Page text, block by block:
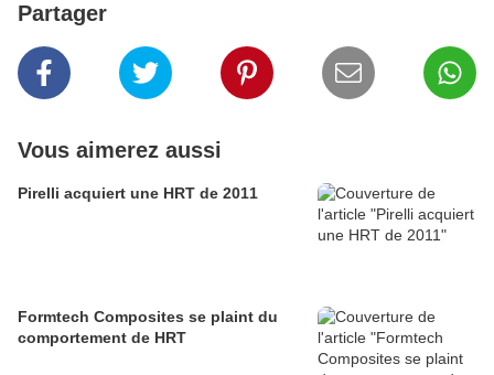
Partager
Vous aimerez aussi
Pirelli acquiert une HRT de 2011
Formtech Composites se plaint du
comportement de HRT